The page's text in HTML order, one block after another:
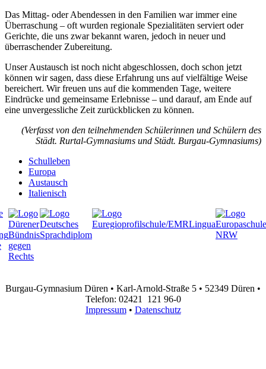
Das Mittag- oder Abendessen in den Familien war immer eine
Überraschung – oft wurden regionale Spezialitäten serviert oder
Gerichte, die uns zwar bekannt waren, jedoch in neuer und
überraschender Zubereitung.
Unser Austausch ist noch nicht abgeschlossen, doch schon jetzt
können wir sagen, dass diese Erfahrung uns auf vielfältige Weise
bereichert. Wir freuen uns auf die kommenden Tage, weitere
Eindrücke und gemeinsame Erlebnisse – und darauf, am Ende auf
eine unvergessliche Zeit zurückblicken zu können.
(Verfasst von den teilnehmenden Schülerinnen und Schülern des
Städt. Rurtal-Gymnasiums und Städt. Burgau-Gymnasiums)
Schulleben
Europa
Austausch
Italienisch
Burgau-Gymnasium Düren • Karl-Arnold-Straße 5 • 52349 Düren •
Telefon: 02421 121 96-0
Impressum• Datenschutz